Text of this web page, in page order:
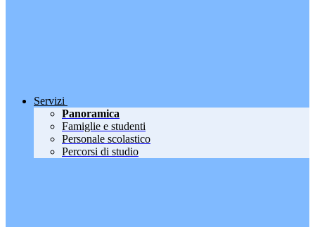
Servizi
Panoramica
Famiglie e studenti
Personale scolastico
Percorsi di studio